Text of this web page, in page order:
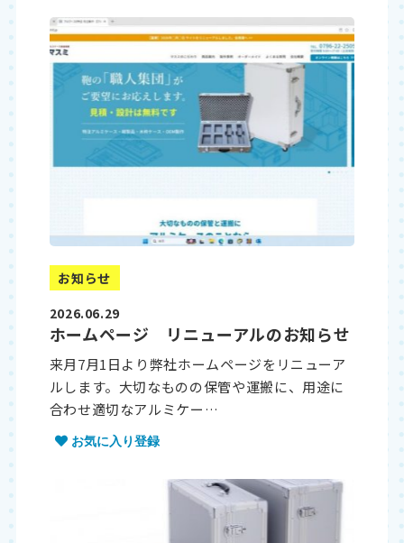
お知らせ
2026.06.29
ホームページ リニューアルのお知らせ
来月7月1日より弊社ホームページをリニューア
ルします。大切なものの保管や運搬に、用途に
合わせ適切なアルミケー…
お気に入り登録